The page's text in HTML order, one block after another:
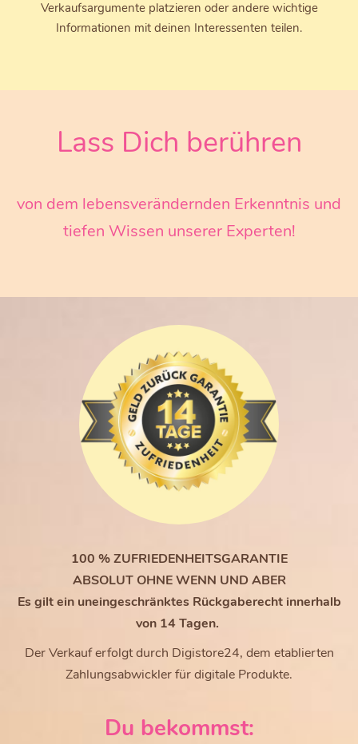
Verkaufsargumente platzieren oder andere wichtige
Informationen mit deinen Interessenten teilen.
Lass Dich berühren
von dem lebensverändernden Erkenntnis und
tiefen Wissen unserer Experten!
100 % ZUFRIEDENHEITSGARANTIE
ABSOLUT OHNE WENN UND ABER
Es gilt ein uneingeschränktes Rückgaberecht innerhalb
von 14 Tagen.
Der Verkauf erfolgt durch Digistore24, dem etablierten
Zahlungsabwickler für digitale Produkte.
Du bekommst: